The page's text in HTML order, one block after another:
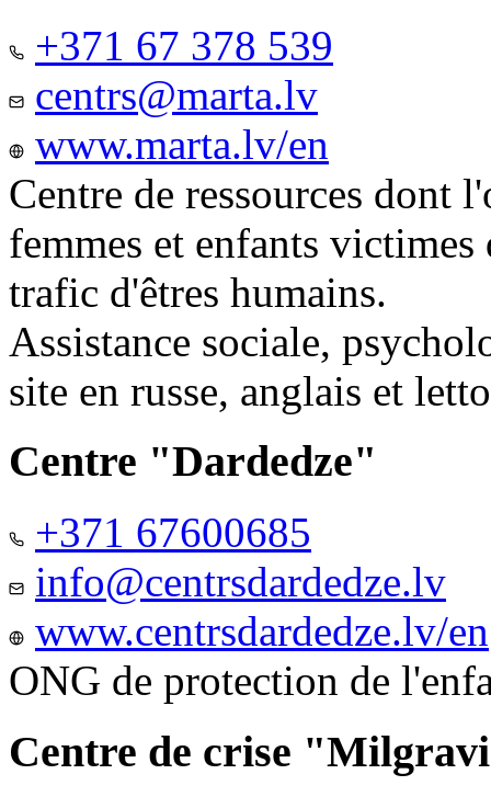
+371 67 378 539
centrs@marta.lv
www.marta.lv/en
Centre de ressources dont
femmes et enfants
trafic d'êtres humains.
Assistance sociale,
site en russe, anglais et
Centre "Dardedze"
+371 67600685
info@centrsdardedze.lv
www.centrsdardedze.lv/en
ONG de protection de
Centre de crise